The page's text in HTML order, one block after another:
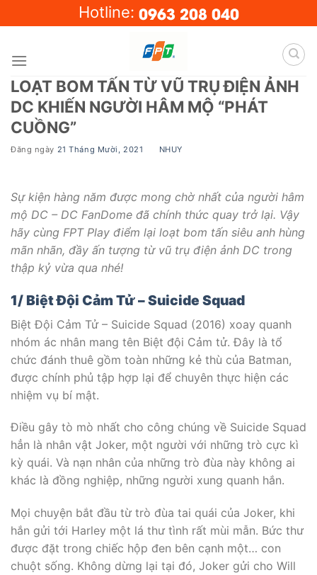
to
Hotline: 0963 208 040
LOẠT BOM TẤN TỪ VŨ TRỤ ĐIỆN ẢNH
DC KHIẾN NGƯỜI HÂM MỘ “PHÁT
CUỒNG”
Đăng ngày 21 Tháng Mười, 2021 NHUY
Sự kiện hàng năm được mong chờ nhất của người hâm
mộ DC – DC FanDome đã chính thức quay trở lại. Vậy
hãy cùng FPT Play điểm lại loạt bom tấn siêu anh hùng
mãn nhãn, đầy ấn tượng từ vũ trụ điện ảnh DC trong
thập kỷ vừa qua nhé!
1/ Biệt Đội Cảm Tử – Suicide Squad
Biệt Đội Cảm Tử – Suicide Squad (2016) xoay quanh
nhóm ác nhân mang tên Biệt đội Cảm tử. Đây là tổ
chức đánh thuê gồm toàn những kẻ thù của Batman,
được chính phủ tập hợp lại để chuyên thực hiện các
nhiệm vụ bí mật.
Điều gây tò mò nhất cho công chúng về Suicide Squad
hẳn là nhân vật Joker, một người với những trò cực kì
kỳ quái. Và nạn nhân của những trò đùa này không ai
khác là đồng nghiệp, những người xung quanh hắn.
Mọi chuyện bắt đầu từ trò đùa tai quái của Joker, khi
hắn gửi tới Harley một lá thư tình rất mùi mẫn. Bức thư
được đặt trong chiếc hộp đen bên cạnh một… con
chuột sống. Không dừng lại tại đó, Joker gửi cho Will